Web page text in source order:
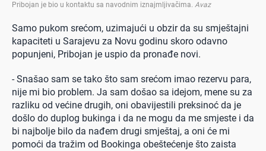
Pribojan je bio u kontaktu sa navodnim iznajmljivačima. Avaz
Samo pukom srećom, uzimajući u obzir da su smještajni
kapaciteti u Sarajevu za Novu godinu skoro odavno
popunjeni, Pribojan je uspio da pronađe novi.
- Snašao sam se tako što sam srećom imao rezervu para,
nije mi bio problem. Ja sam došao sa idejom, mene su za
razliku od većine drugih, oni obavijestili preksinoć da je
došlo do duplog bukinga i da ne mogu da me smjeste i da
bi najbolje bilo da nađem drugi smještaj, a oni će mi
pomoći da tražim od Bookinga obeštećenje što zaista